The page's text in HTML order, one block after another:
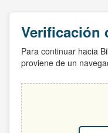
Verificación
Para continuar hacia
proviene de un